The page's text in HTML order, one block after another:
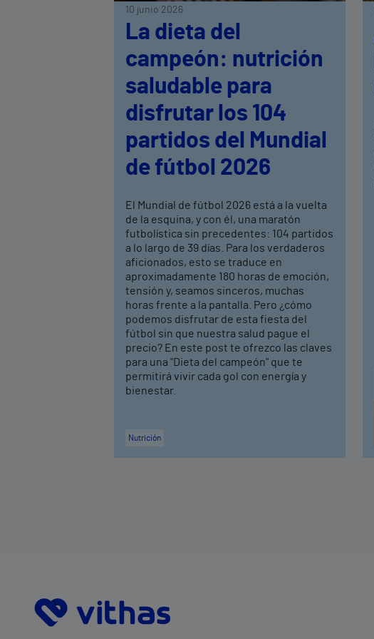
10 junio 2026
La dieta del
campeón: nutrición
saludable para
disfrutar los 104
partidos del Mundial
de fútbol 2026
El Mundial de fútbol 2026 está a la vuelta
de la esquina, y con él, una maratón
futbolística sin precedentes: 104 partidos
a lo largo de 39 días. Para los verdaderos
aficionados, esto se traduce en
aproximadamente 180 horas de emoción,
tensión y, seamos sinceros, muchas
horas frente a la pantalla. Pero ¿cómo
podemos disfrutar de esta fiesta del
fútbol sin que nuestra salud pague el
precio? En este post te ofrezco las claves
para una "Dieta del campeón" que te
permitirá vivir cada gol con energía y
bienestar.
Nutrición